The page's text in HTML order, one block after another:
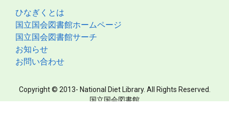
ひなぎくとは
国立国会図書館ホームページ
国立国会図書館サーチ
お知らせ
お問い合わせ
Copyright © 2013- National Diet Library. All Rights Reserved.